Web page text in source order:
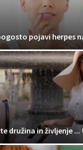
pojavi herpes
družina in življenje ...